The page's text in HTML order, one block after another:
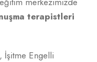
terapistleri
, İşitme Engelli